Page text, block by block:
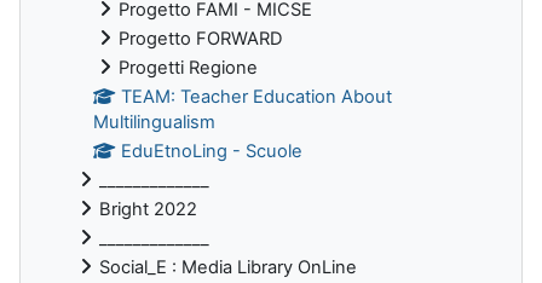
Progetto FAMI - MICSE
Progetto FORWARD
Progetti Regione
TEAM: Teacher Education About
Multilingualism
EduEtnoLing - Scuole
Bright 2022
Social_E : Media Library OnLine